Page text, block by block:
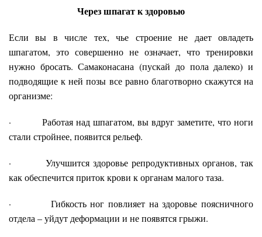
Через шпагат к здоровью
Если вы в числе тех, чье строение не дает овладеть
шпагатом, это совершенно не означает, что тренировки
нужно бросать. Самаконасана (пускай до пола далеко) и
подводящие к ней позы все равно благотворно скажутся на
организме:
· Работая над шпагатом, вы вдруг заметите, что ноги
стали стройнее, появится рельеф.
· Улучшится здоровье репродуктивных органов, так
как обеспечится приток крови к органам малого таза.
· Гибкость ног повлияет на здоровье поясничного
отдела – уйдут деформации и не появятся грыжи.